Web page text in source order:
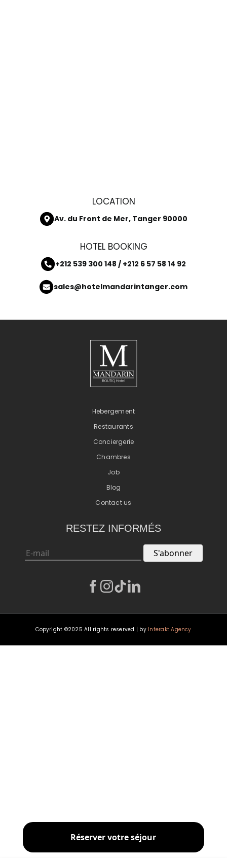
LOCATION
Av. du Front de Mer, Tanger 90000
HOTEL BOOKING
+212 539 300 148 / +212 6 57 58 14 92
sales@hotelmandarintanger.com
Hebergement
Restaurants
Conciergerie
Chambres
Job
Blog
Contact us
RESTEZ INFORMÉS
S'abonner
Copyright ©2025 All rights reserved | by Interakt Agency
Réserver votre séjour